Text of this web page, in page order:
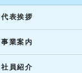
代表挨拶
事業案内
社員紹介